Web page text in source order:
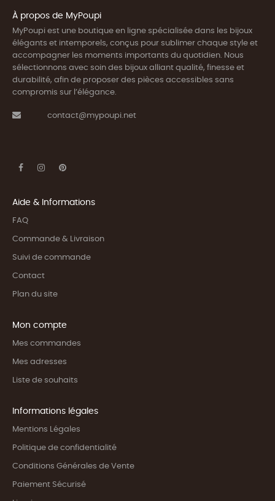
À propos de MyPoupi
MyPoupi est une boutique en ligne spécialisée dans les bijoux
élégants et intemporels, conçus pour sublimer chaque style et
accompagner les moments importants du quotidien. Nous
sélectionnons avec soin des bijoux alliant qualité, finesse et
durabilité, afin de proposer des pièces accessibles sans
compromis sur l’élégance.
contact@mypoupi.net
Aide & Informations
FAQ
Commande & Livraison
Suivi de commande
Contact
Plan du site
Mon compte
Mes commandes
Mes adresses
Liste de souhaits
Informations légales
Mentions Légales
Politique de confidentialité
Conditions Générales de Vente
Paiement Sécurisé